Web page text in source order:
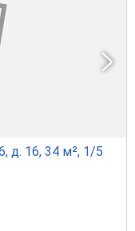
д. 16, 34 м², 1/5